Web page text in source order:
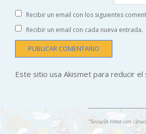
Recibir un email con los siguientes
Recibir un email con cada nueva entrada.
Este sitio usa Akismet para reducir el
"Secuela rima con